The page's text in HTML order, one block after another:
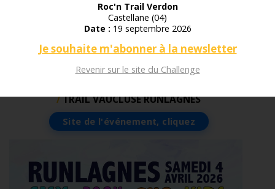
TRAIL VAUCLUSE RUNLAGNES
Site de l'événement, cliquez
Roc'n Trail Verdon
Castellane (04)
Date : 19 septembre 2026
Je souhaite m'abonner à la newsletter
Revenir sur le site du Challenge